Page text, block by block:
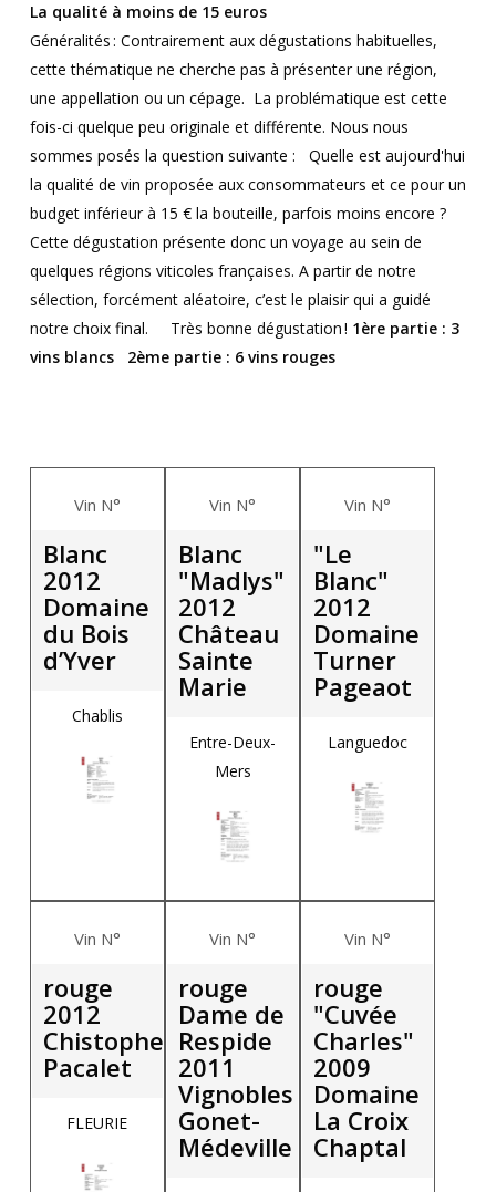
La qualité à moins de 15 euros
Généralités: Contrairement aux dégustations habituelles,
cette thématique ne cherche pas à présenter une région,
une appellation ou un cépage. La problématique est cette
fois-ci quelque peu originale et différente. Nous nous
sommes posés la question suivante :
Quelle est aujourd'hui
la qualité de vin proposée aux consommateurs et ce pour un
budget inférieur à 15 € la bouteille, parfois moins encore ?
Cette dégustation présente donc un voyage au sein de
quelques régions viticoles françaises. A partir de notre
sélection, forcément aléatoire, c’est le plaisir qui a guidé
notre choix final.
Très bonne dégustation ! 1èrepartie: 3
vins blancs
2èmepartie: 6 vins rouges
Vin N°
Blanc
2012
Domaine
du Bois
d’Yver
Chablis
Vin N°
Blanc
"Madlys"
2012
Château
Sainte
Marie
Entre-Deux-
Mers
Vin N°
"Le
Blanc"
2012
Domaine
Turner
Pageaot
Languedoc
Vin N°
rouge
2012
Chistophe
Pacalet
FLEURIE
Vin N°
rouge
Dame de
Respide
2011
Vignobles
Gonet-
Médeville
Vin N°
rouge
"Cuvée
Charles"
2009
Domaine
La Croix
Chaptal